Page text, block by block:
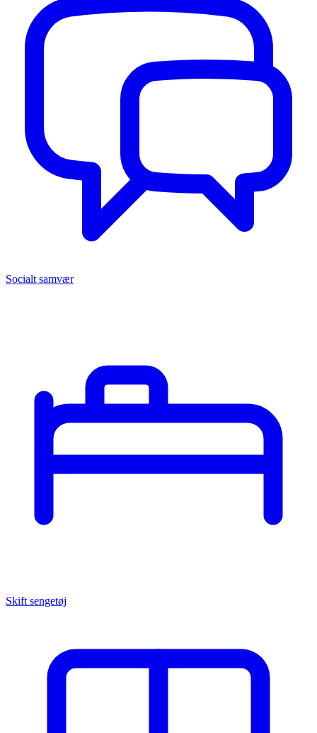
Socialt samvær
Skift sengetøj